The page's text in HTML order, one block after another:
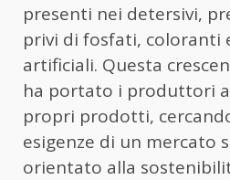
presenti nei detersivi,
privi di fosfati, coloranti
artificiali. Questa
ha portato i produttori
propri prodotti,
esigenze di un mercato
orientato alla